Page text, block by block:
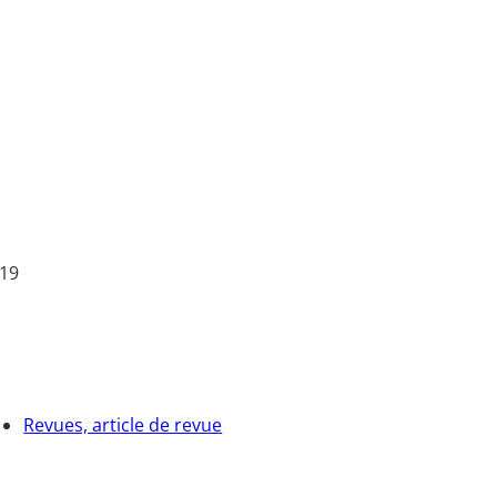
Revues, article de revue